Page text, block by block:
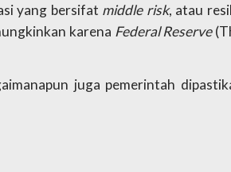
yang bersifat middle risk, atau
karena Federal Reserve
juga pemerintah